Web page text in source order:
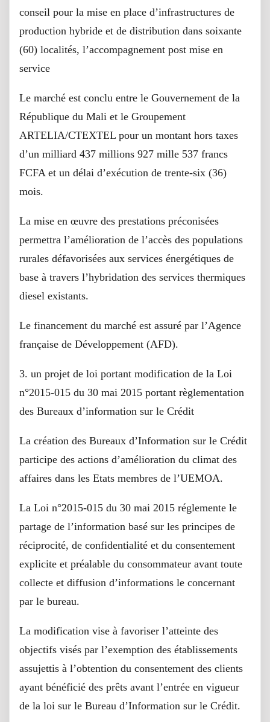
conseil pour la mise en place d’infrastructures de
production hybride et de distribution dans soixante
(60) localités, l’accompagnement post mise en
service
Le marché est conclu entre le Gouvernement de la
République du Mali et le Groupement
ARTELIA/CTEXTEL pour un montant hors taxes
d’un milliard 437 millions 927 mille 537 francs
FCFA et un délai d’exécution de trente-six (36)
mois.
La mise en œuvre des prestations préconisées
permettra l’amélioration de l’accès des populations
rurales défavorisées aux services énergétiques de
base à travers l’hybridation des services thermiques
diesel existants.
Le financement du marché est assuré par l’Agence
française de Développement (AFD).
3. un projet de loi portant modification de la Loi
n°2015-015 du 30 mai 2015 portant règlementation
des Bureaux d’information sur le Crédit
La création des Bureaux d’Information sur le Crédit
participe des actions d’amélioration du climat des
affaires dans les Etats membres de l’UEMOA.
La Loi n°2015-015 du 30 mai 2015 réglemente le
partage de l’information basé sur les principes de
réciprocité, de confidentialité et du consentement
explicite et préalable du consommateur avant toute
collecte et diffusion d’informations le concernant
par le bureau.
La modification vise à favoriser l’atteinte des
objectifs visés par l’exemption des établissements
assujettis à l’obtention du consentement des clients
ayant bénéficié des prêts avant l’entrée en vigueur
de la loi sur le Bureau d’Information sur le Crédit.